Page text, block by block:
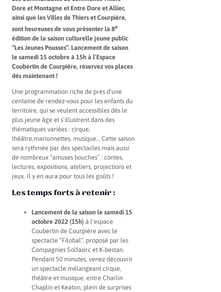
Dore et Montagne et Entre Dore et Allier,
ainsi que les Villes de Thiers et Courpière,
sont heureuses de vous présenter la 8e
édition de la saison culturelle jeune public
“Les Jeunes Pousses”. Lancement de saison
le samedi 15 octobre à 15h à l’Espace
Coubertin de Courpière, réservez vos places
dès maintenant !
Une programmation riche de près d’une
centaine de rendez-vous pour les enfants du
territoire, qui se veulent accessibles dès le
plus jeune âge et s’illustrent dans des
thématiques variées : cirque,
théâtre,marionnettes, musique… Cette saison
sera rythmée par des spectacles mais aussi
de nombreux “amuses bouches” : contes,
lectures, expositions, ateliers, projections et
jeux. Il y en aura pour tous les goûts !
Les temps forts à retenir :
Lancement de la saison le samedi 15
octobre 2022 (15h) à l’espace
Coubertin de Courpière avec le
spectacle “Filobal”, proposé par les
Compagnies Solfasirc et K-bestan.
Pendant 50 minutes, venez découvrir
un spectacle mélangeant cirque,
théâtre et musique, entre Charlin
Chaplin et Keaton, plein de surprises